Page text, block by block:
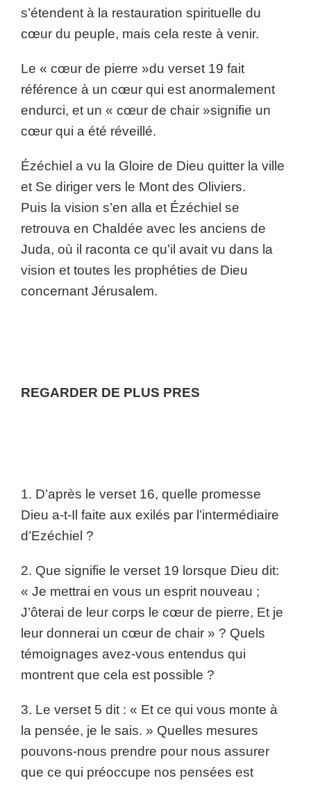
s’étendent à la restauration spirituelle du
cœur du peuple, mais cela reste à venir.
Le « cœur de pierre »du verset 19 fait
référence à un cœur qui est anormalement
endurci, et un « cœur de chair »signifie un
cœur qui a été réveillé.
Ézéchiel a vu la Gloire de Dieu quitter la ville
et Se diriger vers le Mont des Oliviers.
Puis la vision s’en alla et Ézéchiel se
retrouva en Chaldée avec les anciens de
Juda, où il raconta ce qu’il avait vu dans la
vision et toutes les prophéties de Dieu
concernant Jérusalem.
REGARDER DE PLUS PRES
1. D’après le verset 16, quelle promesse
Dieu a-t-Il faite aux exilés par l’intermédiaire
d’Ezéchiel ?
2. Que signifie le verset 19 lorsque Dieu dit:
« Je mettrai en vous un esprit nouveau ;
J’ôterai de leur corps le cœur de pierre, Et je
leur donnerai un cœur de chair » ? Quels
témoignages avez-vous entendus qui
montrent que cela est possible ?
3. Le verset 5 dit : « Et ce qui vous monte à
la pensée, je le sais. » Quelles mesures
pouvons-nous prendre pour nous assurer
que ce qui préoccupe nos pensées est